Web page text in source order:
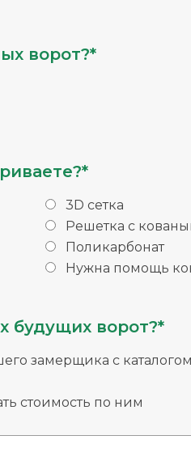
ворот?*
3D сетка
Решетка с
Поликарбонат
Нужна помощь
будущих ворот?*
замерщика с каталогом
стоимость по ним